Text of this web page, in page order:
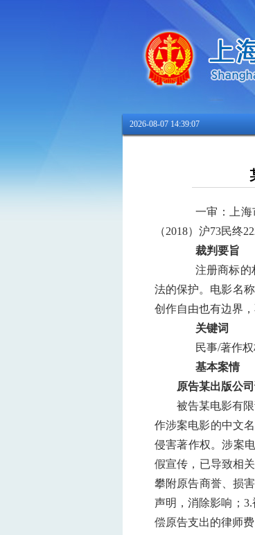
2026-08-07 14:39:07
一审：上海
（2018）沪73民终
裁判要旨
注册商标的
法的保护。电影名
创作自由也有边界
关键词
民事/著作
基本案情
原告某出版公司
被告某电影有
作涉案电影的中文
侵害著作权。涉案
假宣传，已导致相
攀附原告商誉、损
声明，消除影响；
偿原告支出的律师